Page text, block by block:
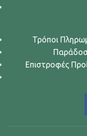
Τρόποι
Επιστροφές